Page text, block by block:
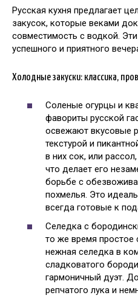
Русская кухня предлагает
закусок, которые веками
совместимость с водкой.
успешного и приятного
Холодные закуски: классика,
Соленые огурцы и
фавориты русской
освежают вкусовые
текстурой и
в них сок, или
что делает его
борьбе с
похмелья. Это
всегда готовые к
Селедка с
то же время простое
нежная селедка в
сладковатого
гармоничный дуэт.
репчатого лука и